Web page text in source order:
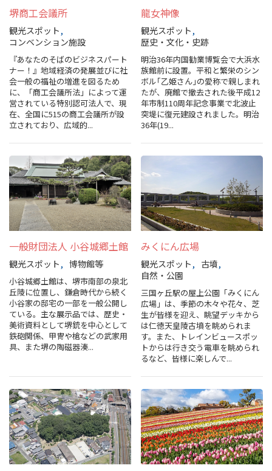
堺商工会議所
観光スポット
コンベンション施設
『あなたのそばのビジネスパート
ナー！』地域経済の発展並びに社
会一般の福祉の増進を図るため
に、「商工会議所法」によって運
営されている特別認可法人で、現
在、全国に515の商工会議所が設
立されており、広域的...
龍女神像
観光スポット
歴史・文化・史跡
明治36年内国勧業博覧会で大浜水
族館前に設置。平和と繁栄のシン
ボル｢乙姫さん｣の愛称で親しまれ
たが、廃館で撤去された後平成12
年市制110周年記念事業で北波止
突堤に復元建設されました。明治
36年(19...
一般財団法人 小谷城郷土館
観光スポット 博物館等
小谷城郷土館は、堺市南部の泉北
丘陵に位置し、鎌倉時代から続く
小谷家の邸宅の一部を一般公開し
ている。主な展示品では、歴史・
美術資料として堺銃を中心として
鉄砲関係、甲冑や槍などの武家用
具、また堺の陶磁器湊...
みくにん広場
観光スポット
古墳
自然・公園
三国ヶ丘駅の屋上公園「みくにん
広場」は、季節の木々や花々、芝
生が皆様を迎え、眺望デッキから
は仁徳天皇陵古墳を眺められま
す。また、トレインビュースポッ
トからは行き交う電車を眺められ
るなど、皆様に楽しんで...